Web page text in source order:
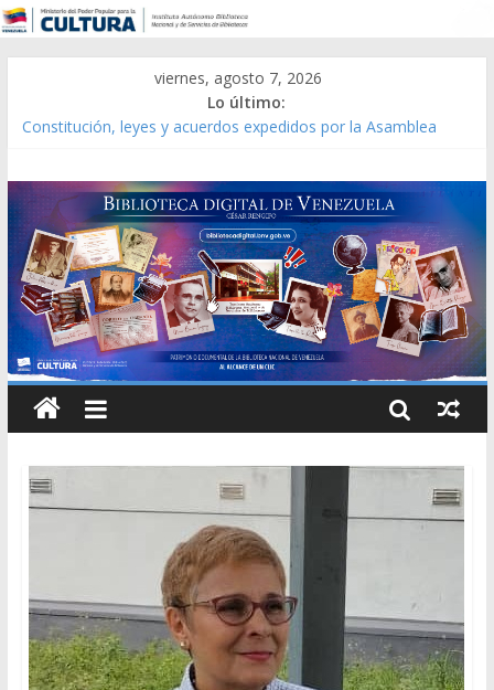
viernes, agosto 7, 2026
Lo último:
Constitución, leyes y acuerdos expedidos por la Asamblea
Modesta Bor Sánchez [material gráfico]
Gaceta Oficial de la República de Venezuela año CXXXIII Mes V,
Caracas 09 de marzo de 2006 N° 38.394
Catálogo temático de obras de Modesta Bor